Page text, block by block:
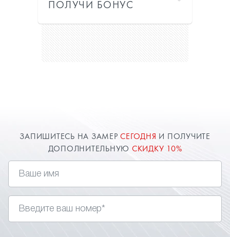
ПОЛУЧИ БОНУС
ЗАПИШИТЕСЬ НА ЗАМЕРСЕГОДНЯ И ПОЛУЧИТЕ
ДОПОЛНИТЕЛЬНУЮ СКИДКУ 10%